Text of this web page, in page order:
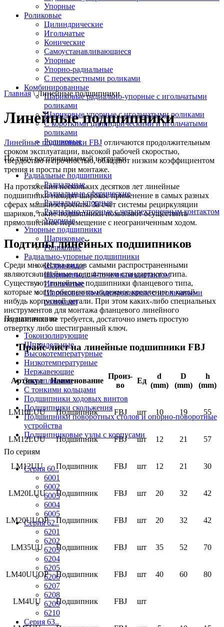
Упорные
Роликовые
Цилиндрические
Игольчатые
Конические
Самоустанавливающиеся
Упорные
Упорно-радиальные
C перекрестными роликами
Комбинированные
Шариковые радиально-упорные с игольчатыми
роликами
Шариковые упорные с игольчатыми роликами
С короткими цилиндрическими и игольчатыми
роликами
Роликовые
По типу воспринимаемой нагрузки
Радиальные подшипники
Радиальные
Радиальные сферические
Радиально-упорные
Радиально-упорные с четырехточечным контактом
Упорные
Упорные подшипники
Шариковые
Роликовые
Радиально-упорные подшипники
Шариковые
Шариковые с 4-точечным контактом
Игольчатые
Шариковые комбинированные с игольчатыми
роликами
По назначению
Токоизолирующие
Шпиндельные
Высокотемпературные
Низкотемпературные
Нержавеющие
Закрепляемые
С тонкими кольцами
Подшипники ходовых винтов
Подшипники скольжения
Подшипники поворотных столов и опорно-поворотные
устройства
Подшипниковые узлы с корпусами
По сериям
Серия 60..
6001
6002
6003
6004
6005
Серия 62..
6201
6202
6203
6204
6205
6206
6207
6208
6209
6210
Серия 63..
Главная\ Линейные подшипники
Линейные подшипники
Линейные подшипники FBJ отличаются продолжительным
сроком эксплуатации, высокой рабочей скоростью,
твердостью и прочностью, обладают низким коэффициентом
трения и просты при монтаже.
На протяжении нескольких десятков лет линейные
подшипники находят широкое применение в самых разных
сферах машиностроения. За счет системы рециркуляции
шариков, такие подшипники позволяют осуществить
прямолинейное перемещение с неограниченным ходом.
Подтипы линейных подшипников
Среди множества видов самыми распространенными
являются линейные подшипники стандартного типа.
Существуют линейные подшипники фланцевого типа,
которые могут обеспечить надежное крепление к какой-
нибудь корпусной детали. При этом каких-либо специальных
инструментов для монтажа фланцевого линейного
подшипника не требуется, достаточно иметь простую
отвертку либо шестигранный ключ.
Прайс-лист на линейные подшипники FBJ
Артикул Наименование
Произ-
во
Ед
d
(mm)
D
(mm)
h
(mm)
LM10LUU Подшипник FBJ шт 10 19 55
LM12LUU Подшипник FBJ шт 12 21 57
LM12UU Подшипник FBJ шт 12 21 30
LM20LUU Подшипник FBJ шт 20 32 42
LM20UUOP Подшипник FBJ шт 20 32 42
LM35UU Подшипник FBJ шт 35 52 70
LM40UUOP Подшипник FBJ шт 40 60 80
LM4UU Подшипник FBJ шт